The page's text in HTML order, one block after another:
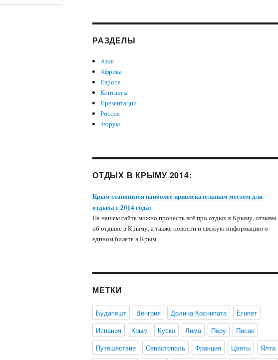
РАЗДЕЛЫ
Азия
Африка
Европа
Контакты
Презентации
Россия
Форум
ОТДЫХ В КРЫМУ 2014:
Крым становится наиболее привлекательным местом для
отдыха с 2014 года:
На нашем сайте можно прочесть всё про отдых в Крыму, отзывы
об отдыхе в Крыму, а также новости и свежую информацию о
едином билете в Крым.
МЕТКИ
Будапешт Венгрия Долина Коснипата
Египет
Испания
Крым Куско Лима Перу
Писак
Путешествие
Севастополь Франция Цветы
Ялта